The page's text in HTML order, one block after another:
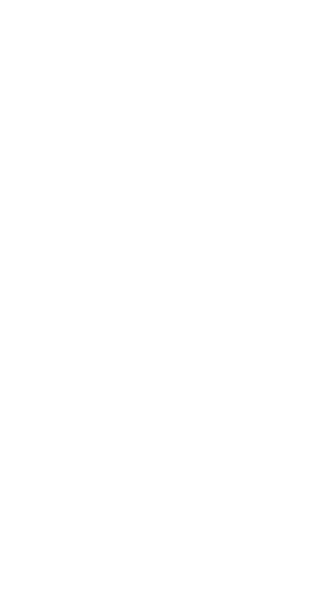
Säen, Schneiden